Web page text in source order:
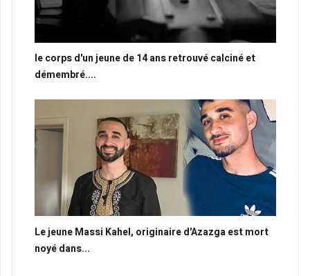
le corps d'un jeune de 14 ans retrouvé calciné et
démembré....
Le jeune Massi Kahel, originaire d'Azazga est mort
noyé dans...